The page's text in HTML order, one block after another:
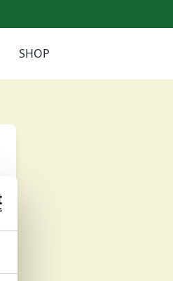
SHOP